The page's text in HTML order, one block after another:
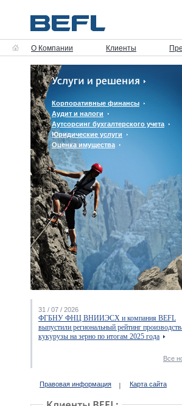
О Компании Клиенты
Корпоративные финансы
Аудит и налоги
Аутсорсинг бухгалтерского учета
Юридические услуги
Оценка имущества
31 / 07 / 2026
ФГБНУ ФНЦ ВНИИЭСХ и компания BEFL
выпустили региональный рейтинг
кукурузы на зерно по итогам 2025 года
Все
Правовая информация Карта сайта